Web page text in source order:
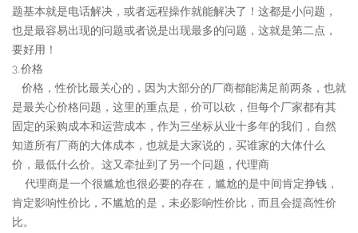
题基本就是电话解决，或者远程操作就能解决了！这都是小问题，
也是最容易出现的问题或者说是出现最多的问题，这就是第二点，
要好用！
3.价格
价格，性价比最关心的，因为大部分的厂商都能满足前两条，也就
是最关心价格问题，这里的重点是，价可以砍，但每个厂家都有其
固定的采购成本和运营成本，作为三坐标从业十多年的我们，自然
知道所有厂商的大体成本，也就是大家说的，买谁家的大体什么
价，最低什么价。这又牵扯到了另一个问题，代理商
代理商是一个很尴尬也很必要的存在，尴尬的是中间肯定挣钱，
肯定影响性价比，不尴尬的是，未必影响性价比，而且会提高性价
比。